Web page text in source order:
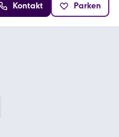
Kontakt Parken